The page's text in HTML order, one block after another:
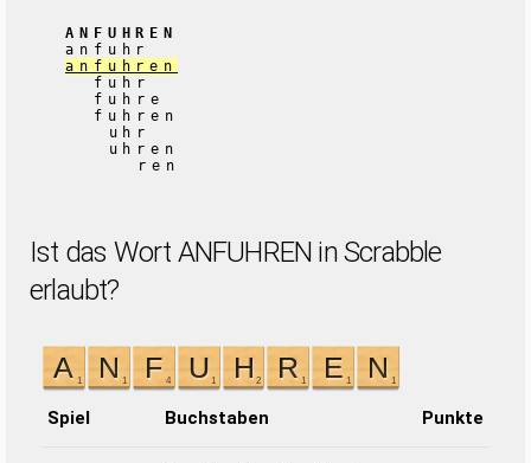
ANFUHREN
anfuhr
anfuhren
fuhr
fuhre
fuhren
uhr
uhren
ren
Ist das Wort ANFUHREN in Scrabble
erlaubt?
Spiel Buchstaben Punkte